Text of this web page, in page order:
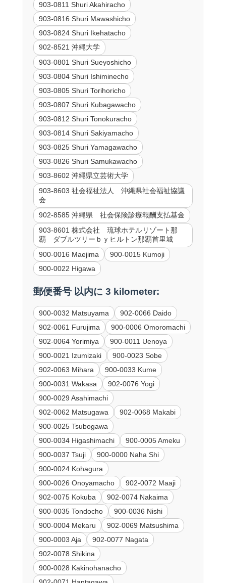
903-0811 Shuri Akahiracho
903-0816 Shuri Mawashicho
903-0824 Shuri Ikehatacho
902-8521 沖縄大学
903-0801 Shuri Sueyoshicho
903-0804 Shuri Ishiminecho
903-0805 Shuri Torihoricho
903-0807 Shuri Kubagawacho
903-0812 Shuri Tonokuracho
903-0814 Shuri Sakiyamacho
903-0825 Shuri Yamagawacho
903-0826 Shuri Samukawacho
903-8602 沖縄県立芸術大学
903-8603 社会福祉法人 沖縄県社会福祉協議
会
902-8585 沖縄県 社会保険診療報酬支払基金
903-8601 株式会社 琉球ホテルリゾート那
覇 ダブルツリーｂｙヒルトン那覇首里城
900-0016 Maejima
900-0015 Kumoji
900-0022 Higawa
郵便番号 以内に 3 kilometer:
900-0032 Matsuyama
902-0066 Daido
902-0061 Furujima
900-0006 Omoromachi
902-0064 Yorimiya
900-0011 Uenoya
900-0021 Izumizaki
900-0023 Sobe
902-0063 Mihara
900-0033 Kume
900-0031 Wakasa
902-0076 Yogi
900-0029 Asahimachi
902-0062 Matsugawa
902-0068 Makabi
900-0025 Tsubogawa
900-0034 Higashimachi
900-0005 Ameku
900-0037 Tsuji
900-0000 Naha Shi
900-0024 Kohagura
900-0026 Onoyamacho
902-0072 Maaji
902-0075 Kokuba
902-0074 Nakaima
900-0035 Tondocho
900-0036 Nishi
900-0004 Mekaru
902-0069 Matsushima
900-0003 Aja
902-0077 Nagata
902-0078 Shikina
900-0028 Kakinohanacho